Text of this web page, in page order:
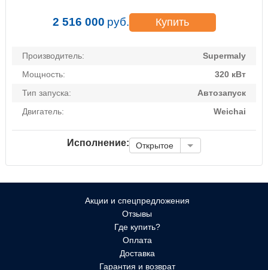
2 516 000 руб. Купить
Производитель:
Supermaly
Мощность:
320 кВт
Тип запуска:
Автозапуск
Двигатель:
Weichai
Исполнение: Открытое
Акции и спецпредложения
Отзывы
Где купить?
Оплата
Доставка
Гарантия и возврат